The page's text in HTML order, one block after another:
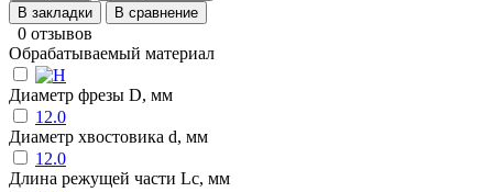
В закладки
В сравнение
0 отзывов
Обрабатываемый материал
Диаметр фрезы D, мм
12.0
Диаметр хвостовика d, мм
12.0
Длина режущей части Lc, мм